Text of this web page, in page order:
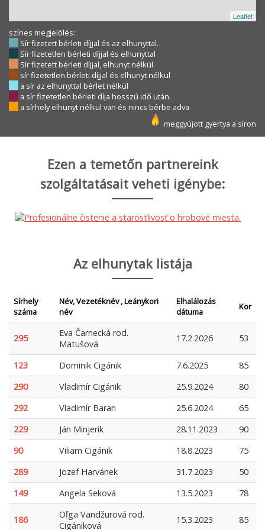
Leaflet
színes megjelölés:
Sír fizetett bérleti díjjal és az elhunyttal.
Sír fizetetlen bérleti díjjal és elhunyttal
Sír fizetett bérleti díjjal, elhunyt nélkül.
sír fizetetlen bérleti díjjal és elhunyt nélkül
a sír az elhunyttal bérlet nélkül
a sír fizetetlen bérleti díja hosszú idő után.
a sírhely elhunyt nélkül van és nincs bérbe adva
meggyújott gyertya a síron
Ezen a temetőn partnereink
szolgáltatásait veheti igénybe:
Az elhunytak listája
Sírhely
száma
Név, Vezetéknév , Leánykori
név
Elhalálozás
dátuma
Kor
295
Eva Čarnecká rod.
Matušová
17.2.2026 53
123 Dominik Cigánik 7.6.2025
85
290
Vladimír Cigánik 25.9.2024
80
292
Vladimír Baran 25.6.2024
65
229
Ján Minjerik 28.11.2023
90
90
Viliam Cigánik 18.8.2023
75
289
Jozef Harvánek 31.7.2023
50
149
Angela Seková 13.5.2023 78
186
Oľga Vandžurová rod.
Cigániková
15.3.2023 85